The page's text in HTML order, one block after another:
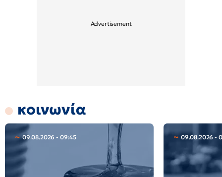
κοινωνία
09.08.2026 - 09:45 09.08.2026 -